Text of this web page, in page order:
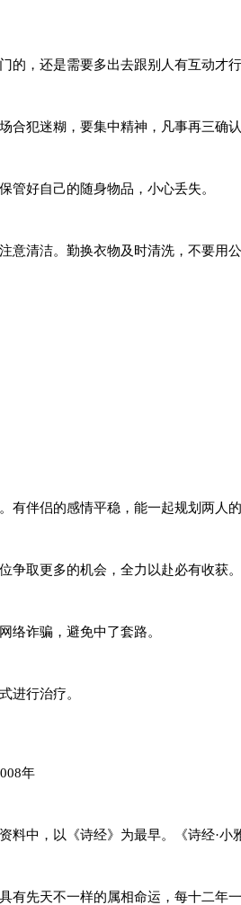
的，还是需要多出去跟别人有互动才行
合犯迷糊，要集中精神，凡事再三确认
管好自己的随身物品，小心丢失。
意清洁。勤换衣物及时清洗，不要用公
有伴侣的感情平稳，能一起规划两人的
争取更多的机会，全力以赴必有收获。
络诈骗，避免中了套路。
进行治疗。
年
料中，以《诗经》为最早。《诗经·小
有先天不一样的属相命运，每十二年